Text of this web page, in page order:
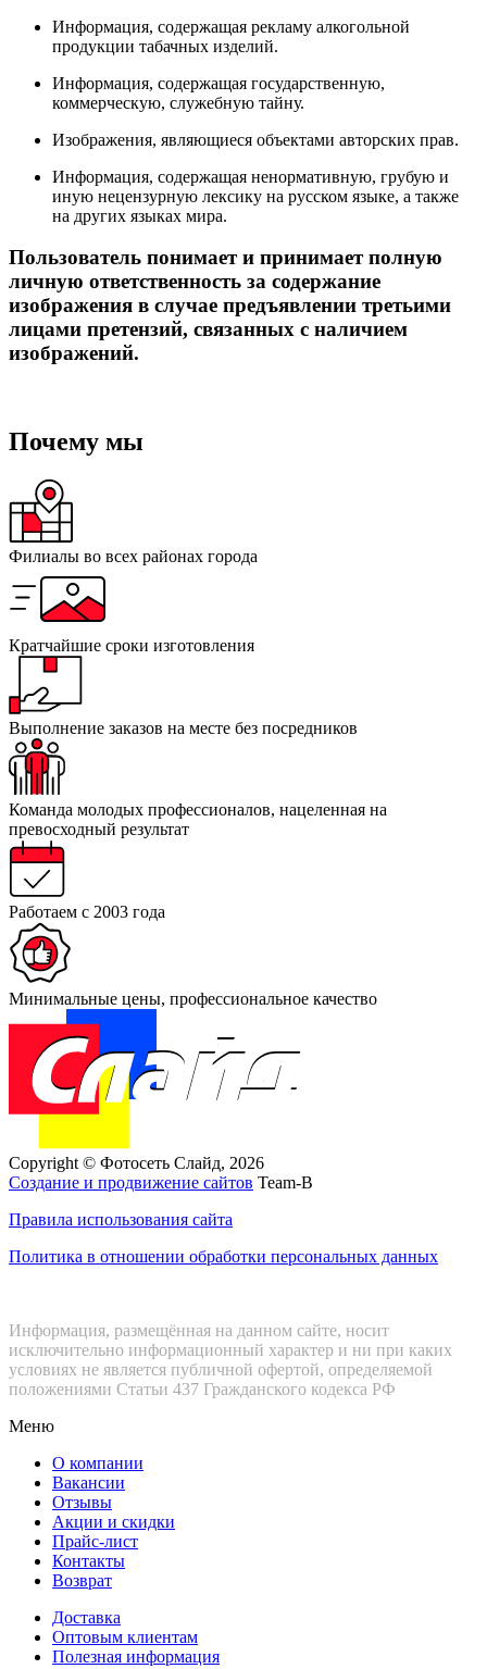
Информация, содержащая рекламу алкогольной
продукции табачных изделий.
Информация, содержащая государственную,
коммерческую, служебную тайну.
Изображения, являющиеся объектами авторских прав.
Информация, содержащая ненормативную, грубую и
иную нецензурную лексику на русском языке, а также
на других языках мира.
Пользователь понимает и принимает полную
личную ответственность за содержание
изображения в случае предъявлении третьими
лицами претензий, связанных с наличием
изображений.
Почему мы
Филиалы во всех районах города
Кратчайшие сроки изготовления
Выполнение заказов на месте без посредников
Команда молодых профессионалов, нацеленная на
превосходный результат
Работаем с 2003 года
Минимальные цены, профессиональное качество
Copyright © Фотосеть Слайд, 2026
Создание и продвижение сайтов Team-B
Правила использования сайта
Политика в отношении обработки персональных данных
Информация, размещённая на данном сайте, носит
исключительно информационный характер и ни при каких
условиях не является публичной офертой, определяемой
положениями Статьи 437 Гражданского кодекса РФ
Меню
О компании
Вакансии
Отзывы
Акции и скидки
Прайс-лист
Контакты
Возврат
Доставка
Оптовым клиентам
Полезная информация